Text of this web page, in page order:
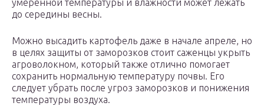
умеренной температуры и влажности может лежать
до середины весны.
Можно высадить картофель даже в начале апреле, но
в целях защиты от заморозков стоит саженцы укрыть
агроволокном, который также отлично помогает
сохранить нормальную температуру почвы. Его
следует убрать после угроз заморозков и понижения
температуры воздуха.